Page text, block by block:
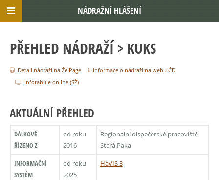
PŘEHLED NÁDRAŽÍ > KUKS
Detail nádraží na ŽelPage
Informace o nádraží na webu ČD
Infotabule online (SŽ)
AKTUÁLNÍ PŘEHLED
DÁLKOVĚ
ŘÍZENO Z
od roku
2016
Regionální dispečerské pracoviště
Stará Paka
INFORMAČNÍ
SYSTÉM
od roku
2025
HaVIS 3
NÁDRAŽNÍ HLÁŠENÍ